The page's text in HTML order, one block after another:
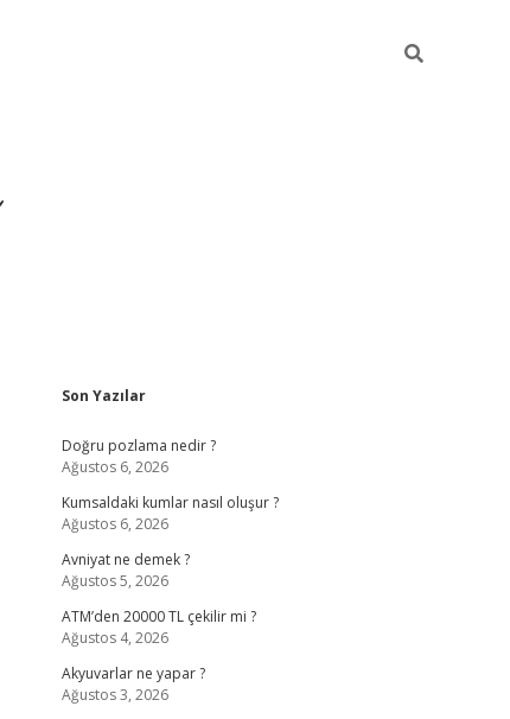
Sidebar
Son Yazılar
Doğru pozlama nedir ?
Ağustos 6, 2026
Kumsaldaki kumlar nasıl oluşur ?
Ağustos 6, 2026
Avniyat ne demek ?
Ağustos 5, 2026
ATM’den 20000 TL çekilir mi ?
Ağustos 4, 2026
Akyuvarlar ne yapar ?
Ağustos 3, 2026